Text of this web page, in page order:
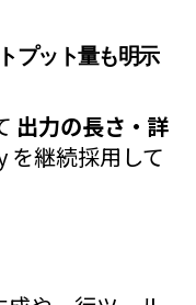
プット量も明示
出力の長さ・詳
継続採用して